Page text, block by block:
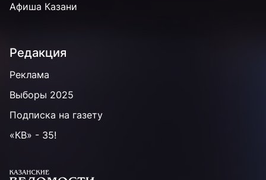
Афиша Казани
Редакция
Реклама
Выборы 2025
Подписка на газету
«КВ» - 35!